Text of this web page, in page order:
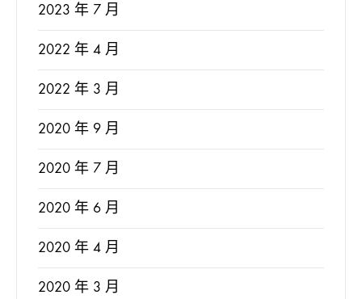
2023 年 7 月
2022 年 4 月
2022 年 3 月
2020 年 9 月
2020 年 7 月
2020 年 6 月
2020 年 4 月
2020 年 3 月